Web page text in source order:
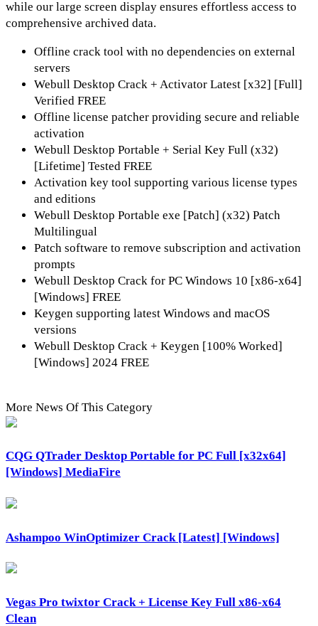
while our large screen display ensures effortless access to
comprehensive archived data.
Offline crack tool with no dependencies on external
servers
Webull Desktop Crack + Activator Latest [x32] [Full]
Verified FREE
Offline license patcher providing secure and reliable
activation
Webull Desktop Portable + Serial Key Full (x32)
[Lifetime] Tested FREE
Activation key tool supporting various license types
and editions
Webull Desktop Portable exe [Patch] (x32) Patch
Multilingual
Patch software to remove subscription and activation
prompts
Webull Desktop Crack for PC Windows 10 [x86-x64]
[Windows] FREE
Keygen supporting latest Windows and macOS
versions
Webull Desktop Crack + Keygen [100% Worked]
[Windows] 2024 FREE
More News Of This Category
CQG QTrader Desktop Portable for PC Full [x32x64]
[Windows] MediaFire
Ashampoo WinOptimizer Crack [Latest] [Windows]
Vegas Pro twixtor Crack + License Key Full x86-x64
Clean